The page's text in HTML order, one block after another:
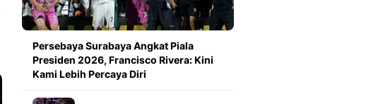
Persebaya Surabaya Angkat Piala
Presiden 2026, Francisco Rivera: Kini
Kami Lebih Percaya Diri